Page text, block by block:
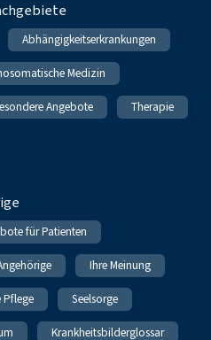
Abhängigkeitserkrankungen
Medizin
Angebote Therapie
für Patienten
Ihre Meinung
Pflege Seelsorge
Krankheitsbilderglossar